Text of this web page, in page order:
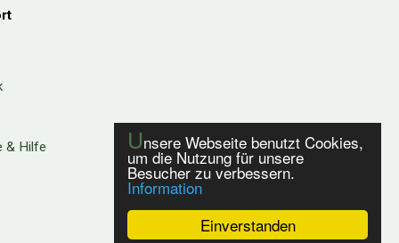
Einverstanden
Unsere Webseite benutzt Cookies,
um die Nutzung für unsere
Besucher zu verbessern.
Information
& Hilfe